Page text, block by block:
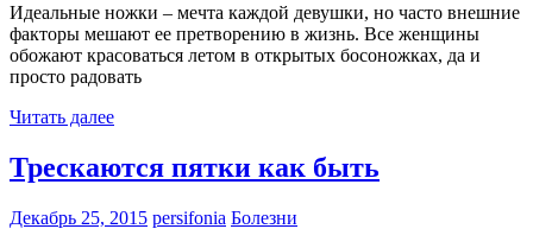
Идеальные ножки – мечта каждой девушки, но часто внешние
факторы мешают ее претворению в жизнь. Все женщины
обожают красоваться летом в открытых босоножках, да и
просто радовать
Читать далее
Трескаются пятки как быть
Декабрь 25, 2015 persifonia Болезни